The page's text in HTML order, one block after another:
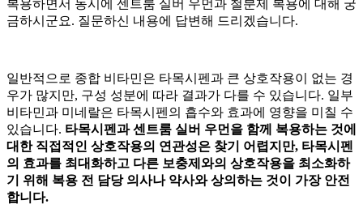
복용하면서 동시에 센트룸 실버 우먼과 철분제 복용에 대해 궁
금하시군요. 질문하신 내용에 답변해 드리겠습니다.
일반적으로 종합 비타민은 타목시펜과 큰 상호작용이 없는 경
우가 많지만, 구성 성분에 따라 결과가 다를 수 있습니다. 일부
비타민과 미네랄은 타목시펜의 흡수와 효과에 영향을 미칠 수
있습니다. 타목시펜과 센트룸 실버 우먼을 함께 복용하는 것에
대한 직접적인 상호작용의 연관성은 찾기 어렵지만, 타목시펜
의 효과를 최대화하고 다른 보충제와의 상호작용을 최소화하
기 위해 복용 전 담당 의사나 약사와 상의하는 것이 가장 안전
합니다.